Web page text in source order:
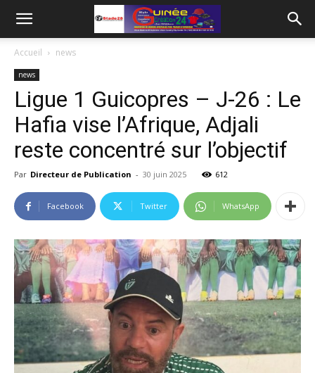
Accueil news
news
Ligue 1 Guicopres – J-26 : Le
Hafia vise l’Afrique, Adjali
reste concentré sur l’objectif
Par Directeur de Publication - 30 juin 2025 612
Facebook Twitter WhatsApp